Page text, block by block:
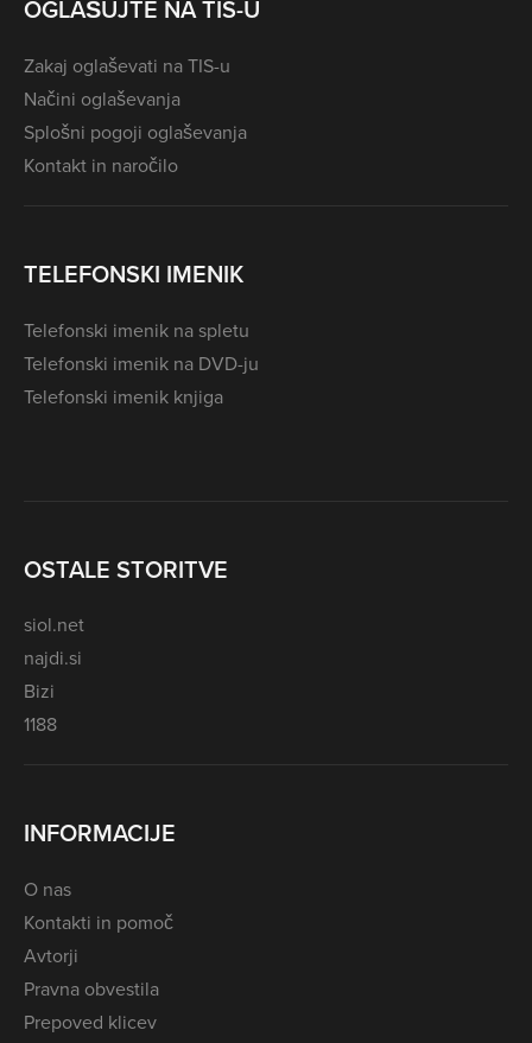
OGLAŠUJTE NA TIS-U
Zakaj oglaševati na TIS-u
Načini oglaševanja
Splošni pogoji oglaševanja
Kontakt in naročilo
TELEFONSKI IMENIK
Telefonski imenik na spletu
Telefonski imenik na DVD-ju
Telefonski imenik knjiga
OSTALE STORITVE
siol.net
najdi.si
Bizi
1188
INFORMACIJE
O nas
Kontakti in pomoč
Avtorji
Pravna obvestila
Prepoved klicev